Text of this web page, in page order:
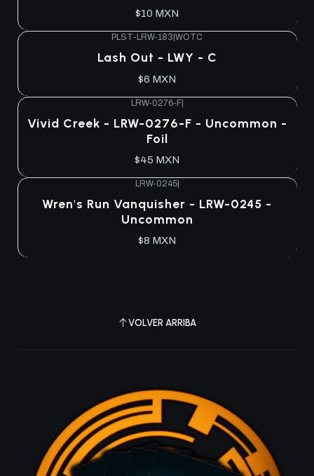
$10 MXN
PLST-LRW-183 WOTC
Lash Out - LWY - C
$6 MXN
LRW-0276-F|
Vivid Creek - LRW-0276-F - Uncommon -
Foil
$45 MXN
LRW-0245|
Wren's Run Vanquisher - LRW-0245 -
Uncommon
$8 MXN
VOLVER ARRIBA